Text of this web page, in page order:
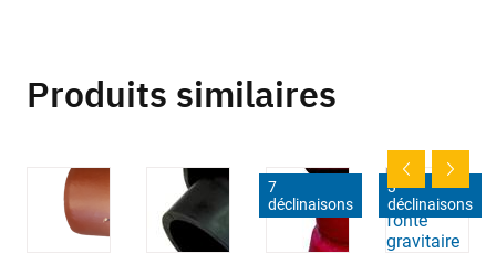
Produits similaires
7
déclinaisons
3
déclinaisons